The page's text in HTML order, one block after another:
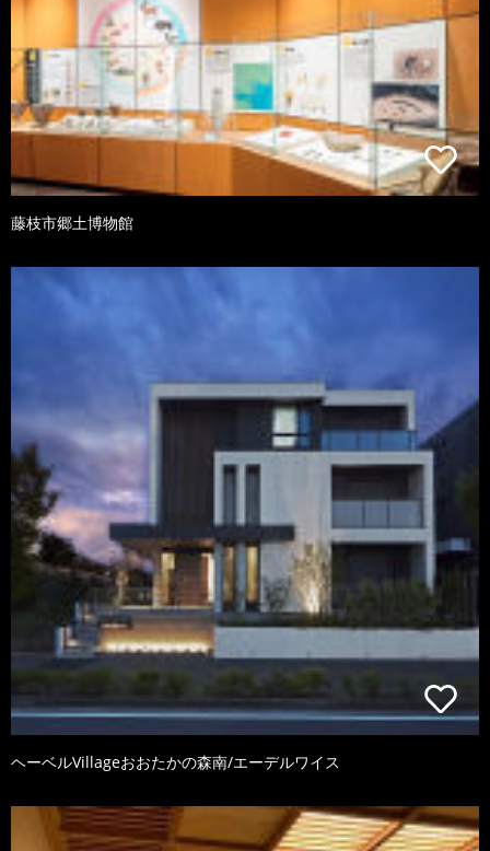
藤枝市郷土博物館
ヘーベルVillageおおたかの森南/エーデルワイス